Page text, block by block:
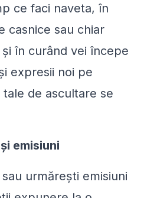
ce faci naveta, în
casnice sau chiar
în curând vei începe
expresii noi pe
de ascultare se
emisiuni
urmărești emisiuni